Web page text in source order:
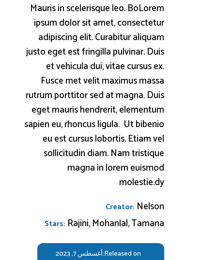
Mauris in scelerisque leo. BoLorem
ipsum dolor sit amet, consectetur
adipiscing elit. Curabitur aliquam
justo eget est fringilla pulvinar. Duis
et vehicula dui, vitae cursus ex.
Fusce met velit maximus massa
rutrum porttitor sed at magna. Duis
eget mauris hendrerit, elementum
sapien eu, rhoncus ligula. Ut bibenio
eu est cursus lobortis. Etiam vel
sollicitudin diam. Nam tristique
magna in lorem euismod
molestie.dy
Creator: Nelson
Stars: Rajini, Mohanlal, Tamana
Released on: أغسطس 7, 2023